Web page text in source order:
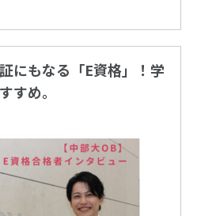
にもなる「E資格」！学
すめ。